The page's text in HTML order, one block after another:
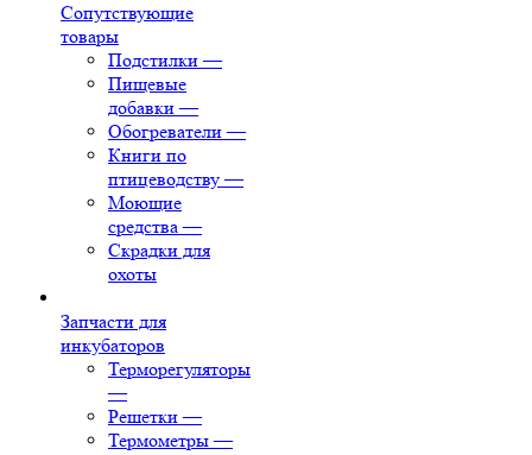
Сопутствующие
товары
Подстилки —
Пищевые
добавки —
Обогреватели —
Книги по
птицеводству —
Моющие
средства —
Скрадки для
охоты
Запчасти для
инкубаторов
Терморегуляторы
—
Решетки —
Термометры —